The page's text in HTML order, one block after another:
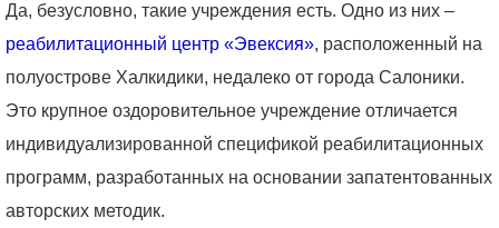
Да, безусловно, такие учреждения есть. Одно из них –
реабилитационный центр «Эвексия», расположенный на
полуострове Халкидики, недалеко от города Салоники.
Это крупное оздоровительное учреждение отличается
индивидуализированной спецификой реабилитационных
программ, разработанных на основании запатентованных
авторских методик.